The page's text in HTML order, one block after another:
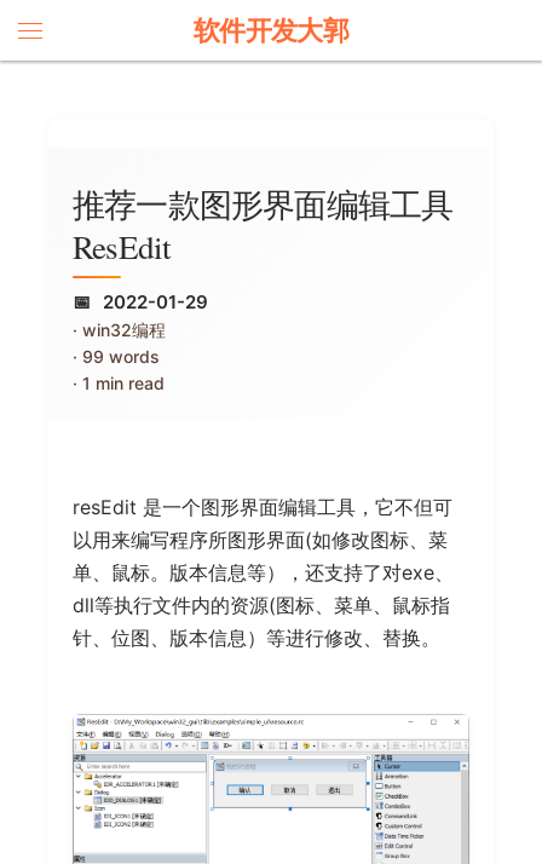
软件开发大郭
推荐一款图形界面编辑工具
ResEdit
2022-01-29
win32编程
99 words
1 min read
resEdit 是一个图形界面编辑工具，它不但可
以用来编写程序所图形界面(如修改图标、菜
单、鼠标。版本信息等），还支持了对exe、
dll等执行文件内的资源(图标、菜单、鼠标指
针、位图、版本信息）等进行修改、替换。